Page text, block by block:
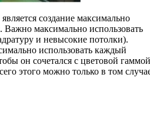
создание максимально
Важно максимально использовать
и невысокие потолки).
использовать каждый
он сочетался с цветовой гаммой
этого можно только в том